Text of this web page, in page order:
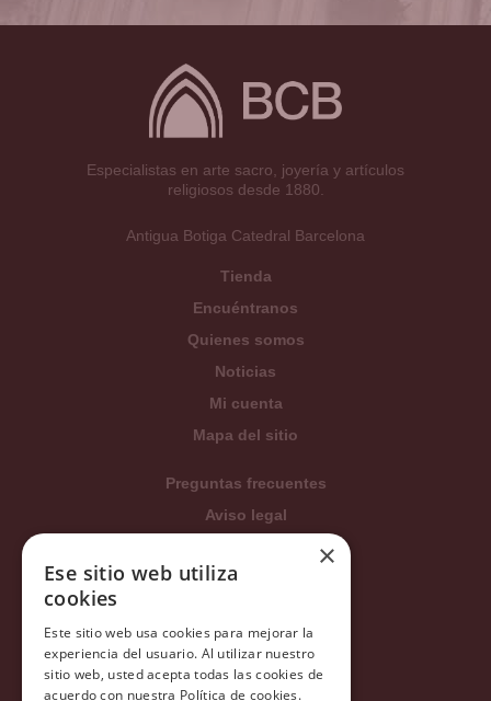
Especialistas en arte sacro, joyería y artículos
religiosos desde 1880.
Antigua Botiga Catedral Barcelona
Tienda
Encuéntranos
Quienes somos
Noticias
Mi cuenta
Mapa del sitio
Preguntas frecuentes
Aviso legal
Condiciones generales
Política de privacidad
Política Integrada
Tratamiento de datos
×
Ese sitio web utiliza
cookies
Este sitio web usa cookies para mejorar la
experiencia del usuario. Al utilizar nuestro
sitio web, usted acepta todas las cookies de
acuerdo con nuestra Política de cookies.